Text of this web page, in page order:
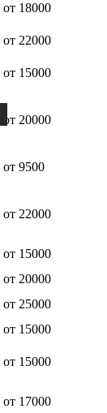
от 18000
от 22000
от 15000
от 20000
от 9500
от 22000
от 15000
от 20000
от 25000
от 15000
от 15000
от 17000